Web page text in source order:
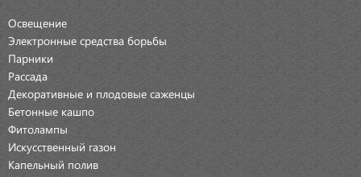
Освещение
Электронные средства борьбы
Парники
Рассада
Декоративные и плодовые саженцы
Бетонные кашпо
Фитолампы
Искусственный газон
Капельный полив